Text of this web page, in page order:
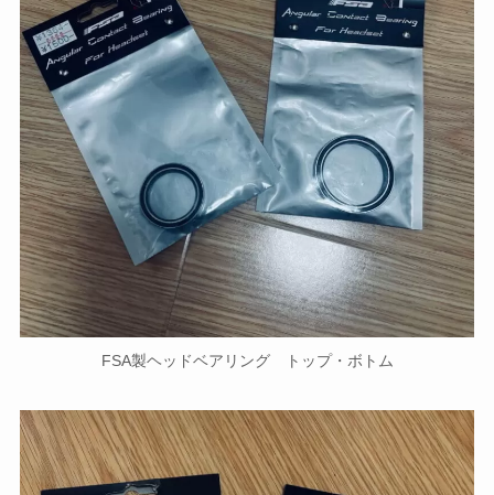
FSA製ヘッドベアリング トップ・ボトム